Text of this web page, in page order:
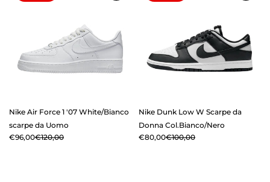
Nike Air Force 1 '07 White/Bianco
scarpe da Uomo
€96,00€120,00
Nike Dunk Low W Scarpe da
Donna Col.Bianco/Nero
€80,00€100,00